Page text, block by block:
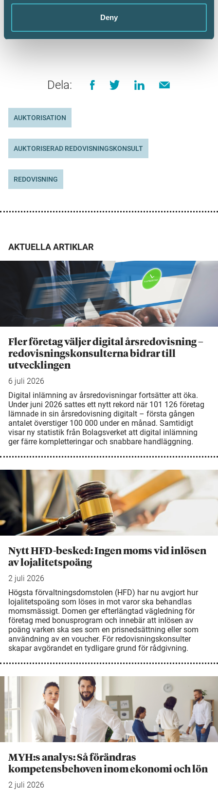
Deny
Branschansvarig Redovisning
Dela:
AUKTORISATION
AUKTORISERAD REDOVISNINGSKONSULT
REDOVISNING
AKTUELLA ARTIKLAR
Fler företag väljer digital årsredovisning –
redovisningskonsulterna bidrar till
utvecklingen
6 juli 2026
Digital inlämning av årsredovisningar fortsätter att öka.
Under juni 2026 sattes ett nytt rekord när 101 126 företag
lämnade in sin årsredovisning digitalt – första gången
antalet överstiger 100 000 under en månad. Samtidigt
visar ny statistik från Bolagsverket att digital inlämning
ger färre kompletteringar och snabbare handläggning.
Nytt HFD-besked: Ingen moms vid inlösen
av lojalitetspoäng
2 juli 2026
Högsta förvaltningsdomstolen (HFD) har nu avgjort hur
lojalitetspoäng som löses in mot varor ska behandlas
momsmässigt. Domen ger efterlängtad vägledning för
företag med bonusprogram och innebär att inlösen av
poäng varken ska ses som en prisnedsättning eller som
användning av en voucher. För redovisningskonsulter
skapar avgörandet en tydligare grund för rådgivning.
MYH:s analys: Så förändras
kompetensbehoven inom ekonomi och lön
2 juli 2026